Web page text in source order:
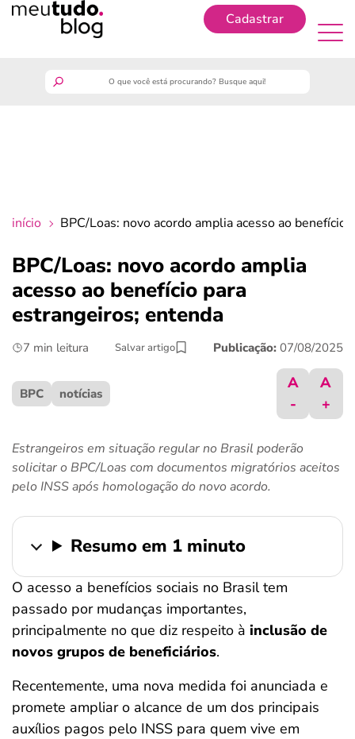
Cadastrar
crédito fácil
últimas notícias
início BPC/Loas: novo acordo amplia acesso ao
BPC/Loas: novo acordo amplia
acesso ao benefício para
estrangeiros; entenda
7 min leitura Salvar artigo Publicação: 07/08/2025
BPC notícias
A
-
A
+
Estrangeiros em situação regular no Brasil poderão
solicitar o BPC/Loas com documentos migratórios aceitos
pelo INSS após homologação do novo acordo.
Resumo em 1 minuto
O acesso a benefícios sociais no Brasil tem
passado por mudanças importantes,
principalmente no que diz respeito à inclusão de
novos grupos de beneficiários.
Recentemente, uma nova medida foi anunciada e
promete ampliar o alcance de um dos principais
auxílios pagos pelo INSS para quem vive em